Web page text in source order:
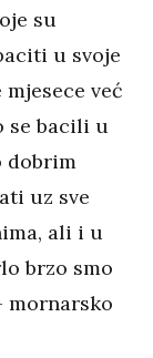
su
u svoje
već
se bacili u
dobrim
uz sve
ali i u
brzo smo
mornarsko